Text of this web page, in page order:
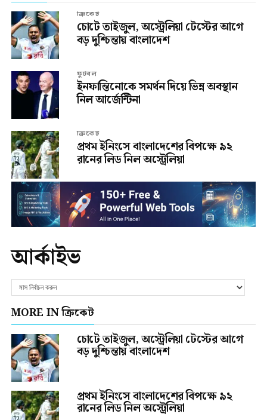
ক্রিকেট
চোটে তাইজুল, অস্ট্রেলিয়া টেস্টের আগে
বড় দুশ্চিন্তায় বাংলাদেশ
ফুটবল
ইনফান্তিনোকে সমর্থন দিয়ে ভিন্ন অবস্থান
নিল আর্জেন্টিনা
ক্রিকেট
প্রথম ইনিংসে বাংলাদেশের বিপক্ষে ৯২
রানের লিড নিল অস্ট্রেলিয়া
আর্কাইভ
MORE IN ক্রিকেট
চোটে তাইজুল, অস্ট্রেলিয়া টেস্টের আগে
বড় দুশ্চিন্তায় বাংলাদেশ
প্রথম ইনিংসে বাংলাদেশের বিপক্ষে ৯২
রানের লিড নিল অস্ট্রেলিয়া